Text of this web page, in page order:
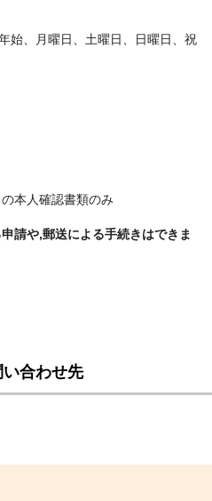
始、月曜日、土曜日、日曜日、祝
人確認書類のみ
請や,郵送による手続きはできま
合わせ先